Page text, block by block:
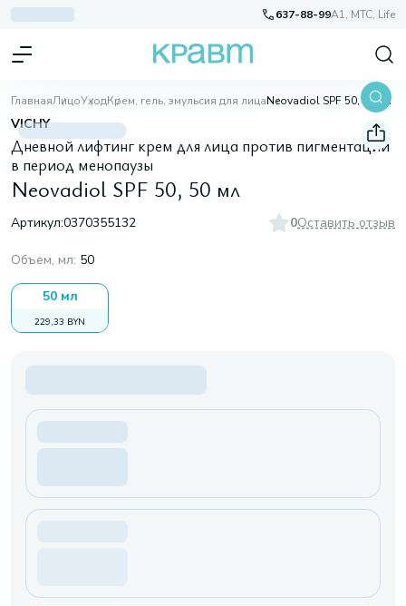
637-88-99A1, МТС, Life
ГлавнаяЛицоУходКрем, гель, эмульсия для лицаNeovadiol SPF 50, 50 мл
VICHY
Дневной лифтинг крем для лица против пигментации
в период менопаузы
Neovadiol SPF 50, 50 мл
Артикул:0370355132 0Оставить отзыв
Объем, мл: 50
50 мл
229,33 BYN